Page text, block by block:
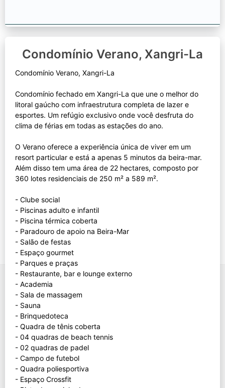
Condomínio Verano, Xangri-La
Condomínio Verano, Xangri-La
Condomínio fechado em Xangri-La que une o melhor do
litoral gaúcho com infraestrutura completa de lazer e
esportes. Um refúgio exclusivo onde você desfruta do
clima de férias em todas as estações do ano.
O Verano oferece a experiência única de viver em um
resort particular e está a apenas 5 minutos da beira-mar.
Além disso tem uma área de 22 hectares, composto por
360 lotes residenciais de 250 m² a 589 m².
- Clube social
- Piscinas adulto e infantil
- Piscina térmica coberta
- Paradouro de apoio na Beira-Mar
- Salão de festas
- Espaço gourmet
- Parques e praças
- Restaurante, bar e lounge externo
- Academia
- Sala de massagem
- Sauna
- Brinquedoteca
- Quadra de tênis coberta
- 04 quadras de beach tennis
- 02 quadras de padel
- Campo de futebol
- Quadra poliesportiva
- Espaço Crossfit